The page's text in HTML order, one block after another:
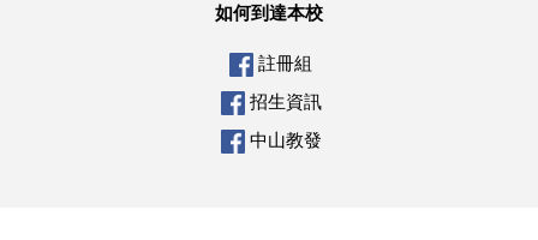
如何到達本校
註冊組
招生資訊
中山教發